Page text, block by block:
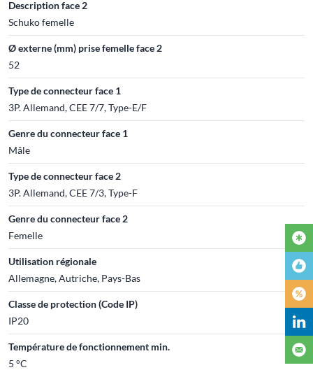
Description face 2
Schuko femelle
Ø externe (mm) prise femelle face 2
52
Type de connecteur face 1
3P. Allemand, CEE 7/7, Type-E/F
Genre du connecteur face 1
Mâle
Type de connecteur face 2
3P. Allemand, CEE 7/3, Type-F
Genre du connecteur face 2
Femelle
Utilisation régionale
Allemagne, Autriche, Pays-Bas
Classe de protection (Code IP)
IP20
Température de fonctionnement min.
5 °C